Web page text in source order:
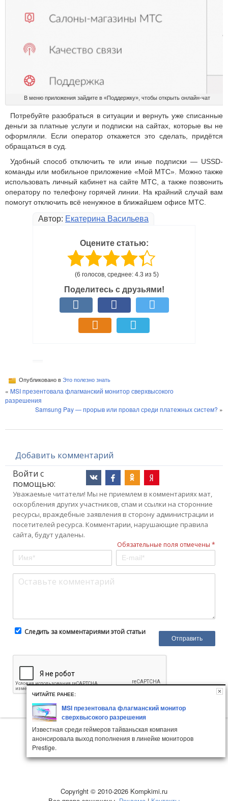
В меню приложения зайдите в «Поддержку», чтобы открыть онлайн-чат
Потребуйте разобраться в ситуации и вернуть уже списанные
деньги за платные услуги и подписки на сайтах, которые вы не
оформляли. Если оператор откажется это сделать, придётся
обращаться в суд.
Удобный способ отключить те или иные подписки — USSD-
команды или мобильное приложение «Мой МТС». Можно также
использовать личный кабинет на сайте МТС, а также позвонить
оператору по телефону горячей линии. На крайний случай вам
помогут отключить всё ненужное в ближайшем офисе МТС.
Автор: Екатерина Васильева
Оцените статью:
(6 голосов, среднее: 4.3 из 5)
Поделитесь с друзьями!
Опубликовано в Это полезно знать
« MSI презентовала флагманский монитор сверхвысокого
разрешения
Samsung Pay — прорыв или провал среди платежных систем? »
Добавить комментарий
Войти с
помощью:
Уважаемые читатели! Мы не приемлем в комментариях мат,
оскорбления других участников, спам и ссылки на сторонние
ресурсы, враждебные заявления в сторону администрации и
посетителей ресурса. Комментарии, нарушающие правила
сайта, будут удалены.
Обязательные поля отмечены *
Следить за комментариями этой статьи
Copyright © 2010-2026 Kompkimi.ru
ЧИТАЙТЕ РАНЕЕ:
MSI презентовала флагманский монитор
сверхвысокого разрешения
Известная среди геймеров тайваньская компания
анонсировала выход пополнения в линейке мониторов
Prestige.